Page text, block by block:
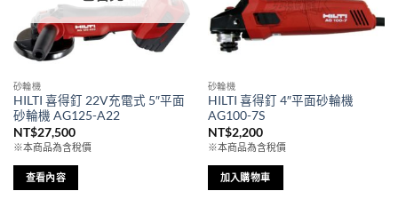
砂輪機
HILTI 喜得釘 22V充電式 5″平面
砂輪機 AG125-A22
NT$27,500
※本商品為含稅價
查看內容
砂輪機
HILTI 喜得釘 4″平面砂輪機
AG100-7S
NT$2,200
※本商品為含稅價
加入購物車